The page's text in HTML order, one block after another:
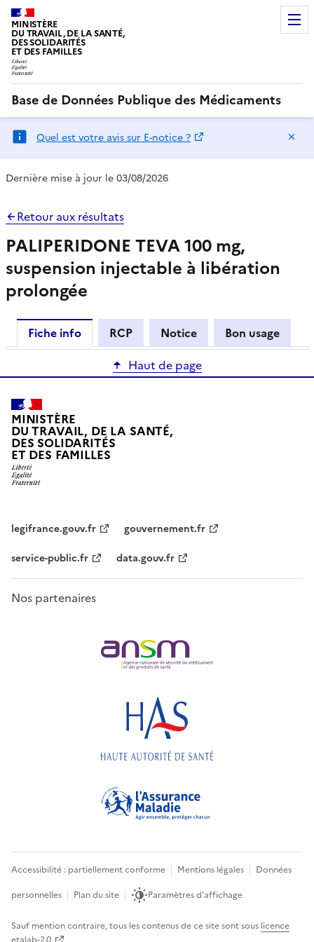
MINISTÈRE
DU TRAVAIL, DE LA SANTÉ,
DES SOLIDARITÉS
ET DES FAMILLES
Base de Données Publique des Médicaments
Quel est votre avis sur E-notice ?
Dernière mise à jour le 03/08/2026
Retour aux résultats
PALIPERIDONE TEVA 100 mg,
suspension injectable à libération
prolongée
Fiche info RCP Notice
Bon usage
Haut de page
MINISTÈRE
DU TRAVAIL, DE LA SANTÉ,
DES SOLIDARITÉS
ET DES FAMILLES
legifrance.gouv.fr
gouvernement.fr
service-public.fr
data.gouv.fr
Nos partenaires
Accessibilité : partiellement conforme Mentions légales
Données
personnelles
Plan du site Paramètres d'affichage
Sauf mention contraire, tous les contenus de ce site sont sous licence